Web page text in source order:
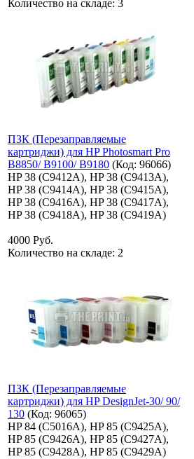
Количество на складе: 3
ПЗК (Перезаправляемые
картриджи) для HP Photosmart Pro
B8850/ B9100/ B9180 (Код: 96066)
HP 38 (C9412A), HP 38 (C9413A),
HP 38 (C9414A), HP 38 (C9415A),
HP 38 (C9416A), HP 38 (C9417A),
HP 38 (C9418A), HP 38 (C9419A)
4000 Руб.
Количество на складе: 2
ПЗК (Перезаправляемые
картриджи) для HP DesignJet-30/ 90/
130 (Код: 96065)
HP 84 (C5016A), HP 85 (C9425A),
HP 85 (C9426A), HP 85 (C9427A),
HP 85 (C9428A), HP 85 (C9429A)